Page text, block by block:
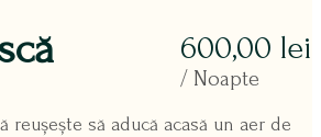
600,00 lei
/ Noapte
reușește să aducă acasă un aer de